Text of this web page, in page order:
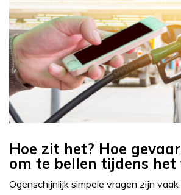
Hoe zit het? Hoe
om te bellen tijdens het
Ogenschijnlijk simpele vragen zijn